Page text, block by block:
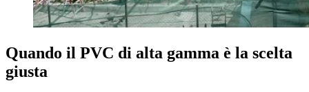
Quando il PVC di alta gamma è la scelta
giusta